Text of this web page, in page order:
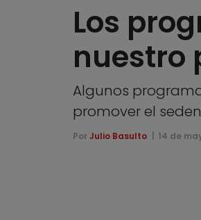
Los
nuestro
Algunos
promover el
Por Julio Basulto 14 de